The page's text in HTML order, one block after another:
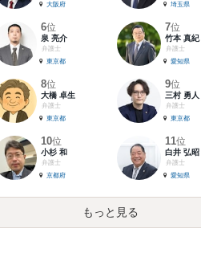
大阪府
埼玉県
6位
泉 亮介
弁護士
東京都
7位
竹本 真紀
弁護士
愛知県
8位
大橋 卓生
弁護士
東京都
9位
三村 勇人
弁護士
東京都
10位
小杉 和
弁護士
京都府
11位
白井 弘昭
弁護士
愛知県
もっと見る